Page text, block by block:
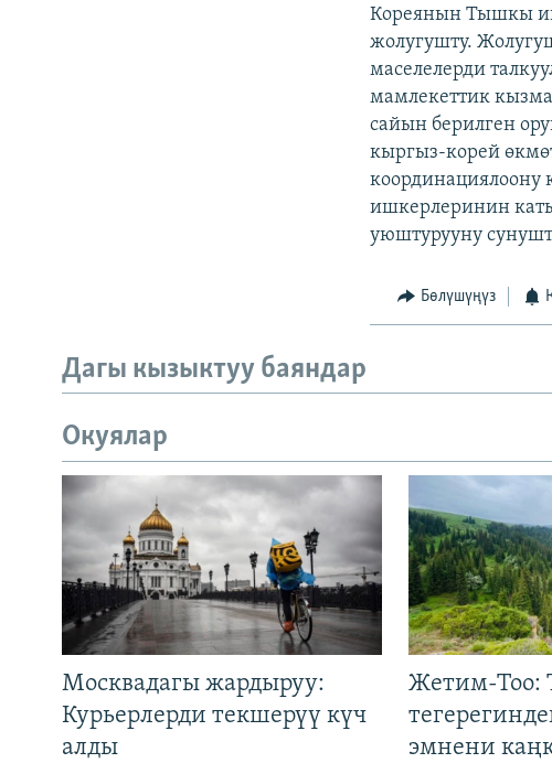
Кореянын Тышкы
жолугушту.
маселелерди
мамлекеттик
сайын берилген
кыргыз-корей
координациялоону
ишкерлеринин
уюштурууну
Бөлүшүңүз
Дагы кызыктуу баяндар
Окуялар
Москвадагы жардыруу:
Курьерлерди текшерүү күч
алды
Жетим-Тоо:
эмнени